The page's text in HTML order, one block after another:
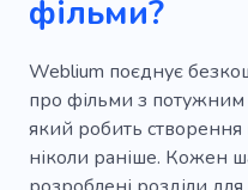
фільми?
Weblium поєднує
про фільми з потужним
який робить створення
ніколи раніше. Кожен